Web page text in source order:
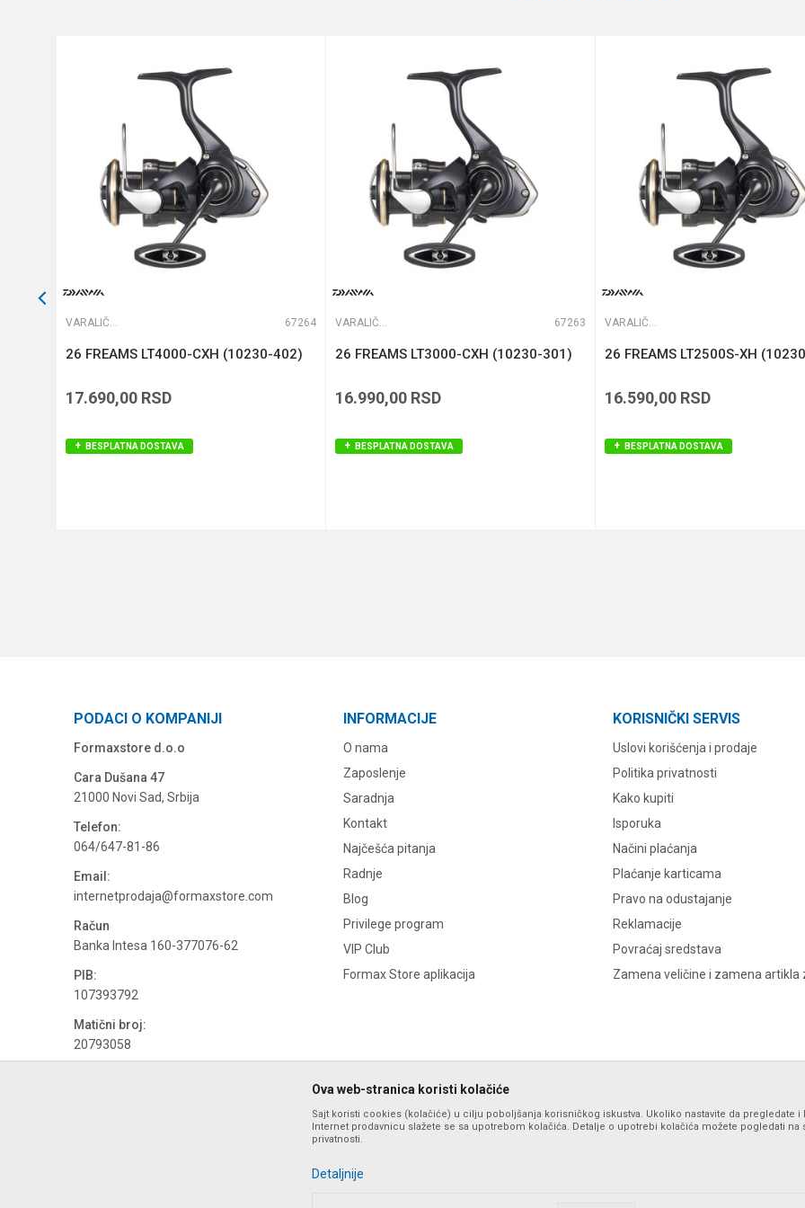
Anti-spam zaštita - izračunajte koliko je 2 + 3 :
VARALIČARSKE MAŠINICE 67264
26 FREAMS LT4000-CXH (10230-402)
17.690,00 RSD
BESPLATNA DOSTAVA
VARALIČARSKE MAŠINICE 67263
26 FREAMS LT3000-CXH (10230-301)
16.990,00 RSD
BESPLATNA DOSTAVA
VARALIČARSKE MAŠINICE
26 FREAMS LT2500S-XH
16.590,00 RSD
BESPLATNA DOSTAVA
PODACI O KOMPANIJI
Formaxstore d.o.o
Cara Dušana 47
21000 Novi Sad, Srbija
Telefon:
064/647-81-86
Email:
internetprodaja@formaxstore.com
Račun
Banka Intesa 160-377076-62
PIB:
107393792
Matični broj:
20793058
INFORMACIJE
O nama
Zaposlenje
Saradnja
Kontakt
Najčešća pitanja
Radnje
Blog
Privilege program
VIP Club
Formax Store aplikacija
KORISNIČKI SERVIS
Uslovi korišćenja i prodaje
Politika privatnosti
Kako kupiti
Isporuka
Načini plaćanja
Plaćanje karticama
Pravo na odustajanje
Reklamacije
Povraćaj sredstava
Zamena veličine i zamena artikla
Ova web-stranica koristi kolačiće
Sajt koristi cookies (kolačiće) u cilju poboljšanja korisničkog iskustva. Ukoliko nastavite da pregledate i
Internet prodavnicu slažete se sa upotrebom kolačića. Detalje o upotrebi kolačića možete pogledati na
privatnosti.
Detaljnije